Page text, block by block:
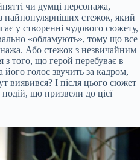
чи думці персонажа,
найпопулярніших стежок, який
у створенні чудового сюжету,
«обламують», тому що все
Або стежок з незвичайним
з того, що герой перебуває в
голос звучить за кадром,
виявився? І після цього сюжет
що призвели до цієї